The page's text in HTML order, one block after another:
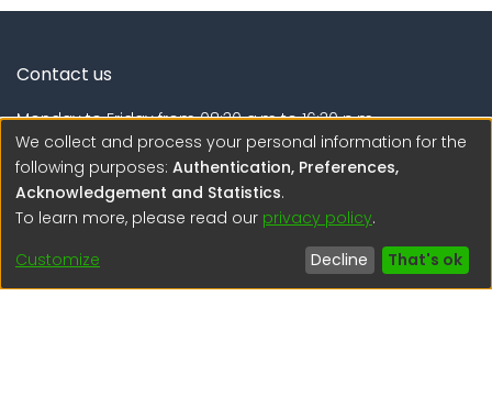
Contact us
Monday to Friday from 08:30 a.m to 16:30 p.m.
Calle Calatrava N° 216 , Urb. Camino Real - La Molina -
Lima - Lima - Perú
regen@igp.gob.pe
(51) 54 369212
Interesting links
We collect and process your personal information for the
following purposes: Authentication, Preferences,
Acknowledgement and Statistics.
To learn more, please read our privacy policy.
Customize
Decline That's ok